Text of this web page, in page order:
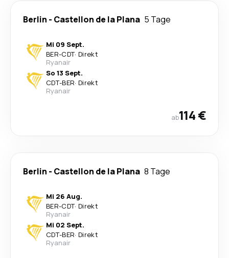
Berlin - Castellon de la Plana 5 Tage
Mi 09 Sept.
BER-CDT· Direkt
Ryanair
So 13 Sept.
CDT-BER· Direkt
Ryanair
ab114 €
Berlin - Castellon de la Plana 8 Tage
Mi 26 Aug.
BER-CDT· Direkt
Ryanair
Mi 02 Sept.
CDT-BER· Direkt
Ryanair